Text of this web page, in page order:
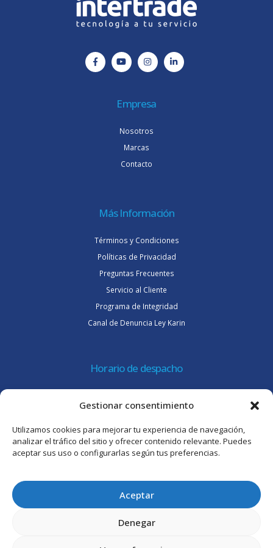
Gestionar consentimiento
Utilizamos cookies para mejorar tu experiencia de navegación,
analizar el tráfico del sitio y ofrecer contenido relevante. Puedes
aceptar sus uso o configurarlas según tus preferencias.
Aceptar
Denegar
Empresa
Nosotros
Marcas
Contacto
Más Información
Términos y Condiciones
Políticas de Privacidad
Preguntas Frecuentes
Servicio al Cliente
Programa de Integridad
Canal de Denuncia Ley Karin
Horario de despacho
Viernes 8:30 a 15:30 hrs.
Atención al cliente